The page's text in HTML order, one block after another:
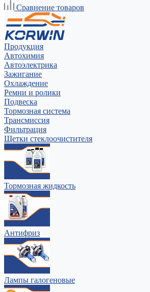
Сравнение товаров
Продукция
Автохимия
Автоэлектрика
Зажигание
Охлаждение
Ремни и ролики
Подвеска
Тормозная система
Трансмиссия
Фильтрация
Щетки стеклоочистителя
Тормозная жидкость
Антифриз
Лампы галогеновые